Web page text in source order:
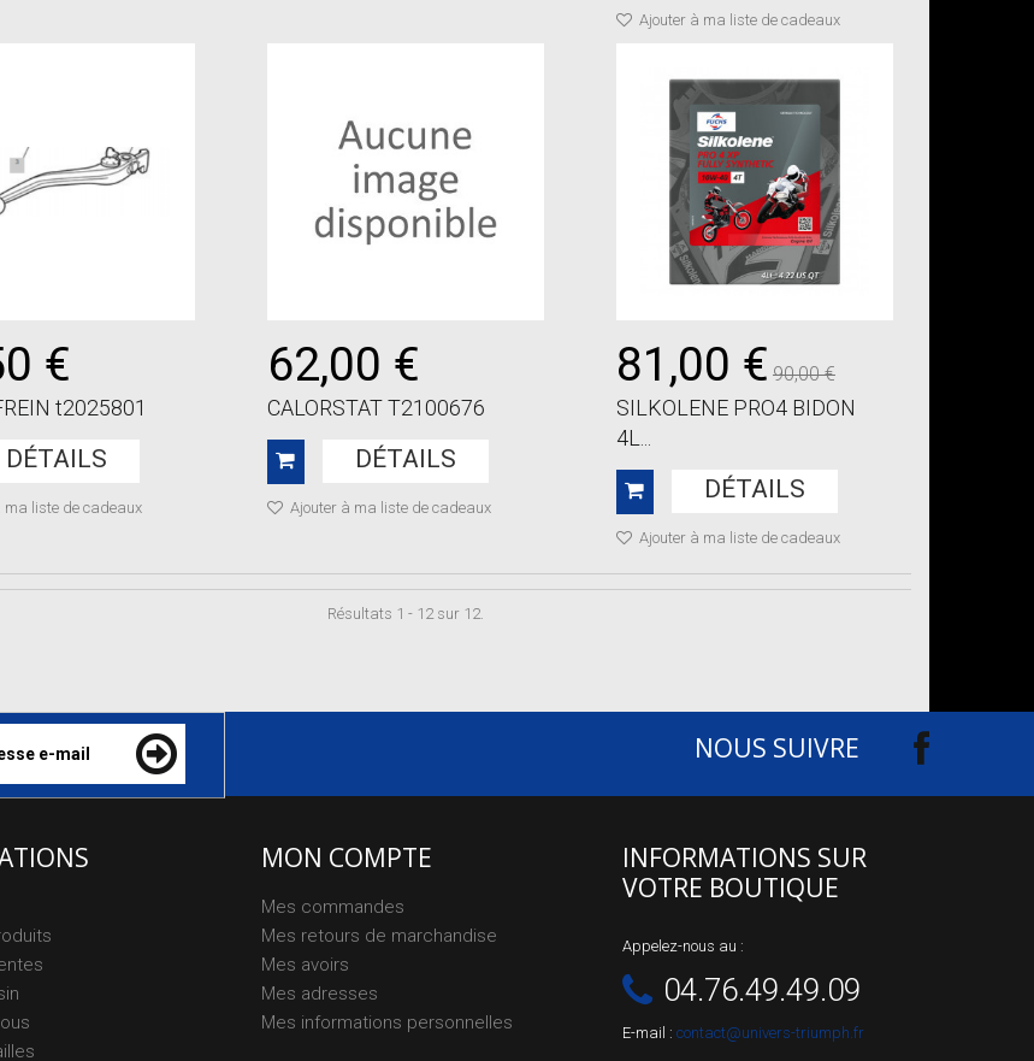
Ajouter à ma liste de cadeaux
€
t2025801
DÉTAILS
ma liste de cadeaux
62,00 €
CALORSTAT T2100676
DÉTAILS
Ajouter à ma liste de cadeaux
81,00 € 90,00 €
SILKOLENE PRO4 BIDON
4L...
DÉTAILS
Ajouter à ma liste de cadeaux
Résultats 1 - 12 sur 12.
NOUS SUIVRE
MON COMPTE
Mes commandes
Mes retours de marchandise
Mes avoirs
Mes adresses
Mes informations personnelles
INFORMATIONS SUR
VOTRE BOUTIQUE
Appelez-nous au :
04.76.49.49.09
E-mail : contact@univers-triumph.fr